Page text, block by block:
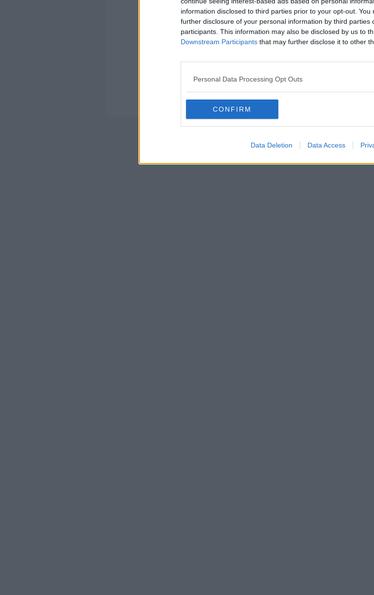
information disclosed to third parties prior to your opt-out.
further disclosure of your personal information by third parties
participants. This information may also be disclosed by us to
Downstream Participants that may further disclose it to other
Personal Data Processing Opt Outs
CONFIRM
Data Deletion Data Access
Kommentar:
Kommentarer
Der er ikke tilføjet nogen kommentar til denne opskrift endnu
Nyhedsmails - Privatlivspolitik - Kontakt - Om os -